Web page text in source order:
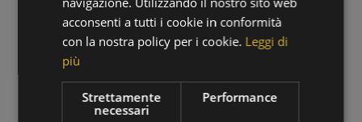
PERIODO DI ESCURSIONI
01/09/2026 - 30/09/2026
acconsenti a tutti i cookie in conformità
con la nostra policy per i cookie. Leggi di
più
Strettamente
necessari
Performance